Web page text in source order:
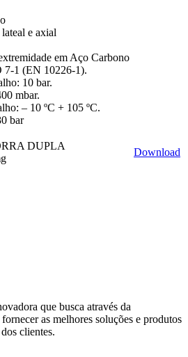
e axial
em Aço Carbono
7-1 (EN 10226-1).
10 bar.
mbar.
– 10 ºC + 105 ºC.
bar
DUPLA
Download
que busca através da
as melhores soluções e produtos
clientes.